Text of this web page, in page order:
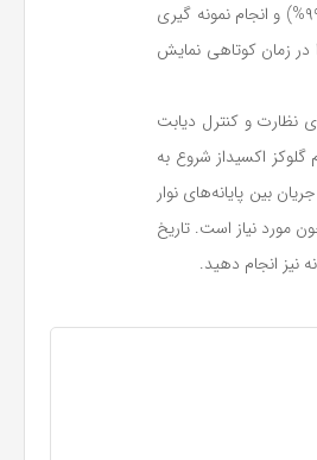
تست قند خون، حجم خون، درد کم و سرعت نمایش نتیجه اهمیت ویژه‌ای پیدا می‌کند. دستگاه تست قند خون آرکری (Arkery) مدل گلوکوکارد مینی ۰۱ با دقت بالا در انجام آزمایش (۹۹%) و انجام نمونه گیری
زمان کوتاهی نمایش
نظارت و کنترل دیابت
اکسیداز شروع به
بین پایانه‌های نوار
قند خون اعلام می‌شود. مقدار خون مورد نیاز برای این نوار بسیار کم بوده و به طور کلی بین ۱ تا ۲ میکرولیتر خون مورد نیاز است. تاریخ